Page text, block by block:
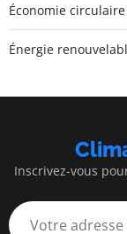
Économie circulaire
Énergie
Inscrivez-vous